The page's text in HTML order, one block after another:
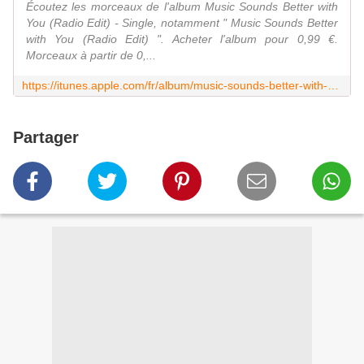
Écoutez les morceaux de l'album Music Sounds Better with
You (Radio Edit) - Single, notamment " Music Sounds Better
with You (Radio Edit) ". Acheter l'album pour 0,99 €.
Morceaux à partir de 0,...
Partager